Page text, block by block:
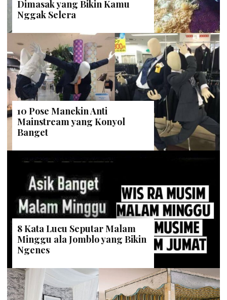
Dimasak yang Bikin Kamu
Nggak Selera
10 Pose Manekin Anti
Mainstream yang Konyol
Banget
8 Kata Lucu Seputar Malam
Minggu ala Jomblo yang Bikin
Ngenes